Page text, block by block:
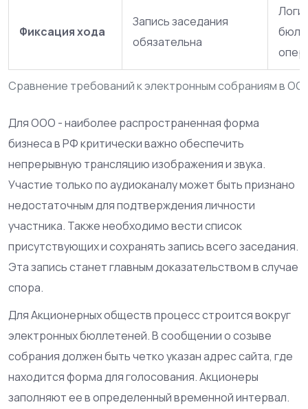
Сравнение требований к электронным собраниям в
Фиксация хода
Запись заседания
обязательна
Логи
ДляООО - наиболее распространенная форма
бизнеса в РФкритически важно обеспечить
непрерывную трансляцию изображения и звука.
Участие только по аудиоканалу может быть признано
недостаточным для подтверждения личности
участника. Также необходимо вести список
присутствующих и сохранять запись всего заседания.
Эта запись станет главным доказательством в случае
спора.
ДляАкционерных обществпроцесс строится вокруг
электронных бюллетеней. В сообщении о созыве
собрания должен быть четко указан адрес сайта, где
находится форма для голосования. Акционеры
заполняют ее в определенный временной интервал.